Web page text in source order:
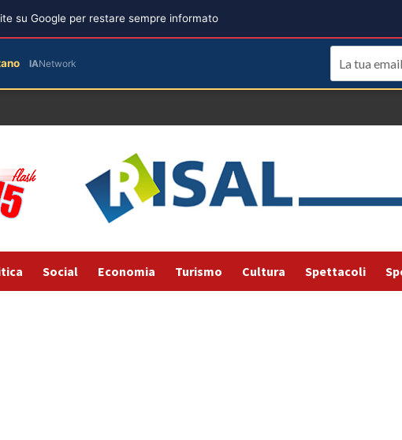
Social Economia Turismo Cultura Spettacoli
su Google per restare sempre informato
IANetwork